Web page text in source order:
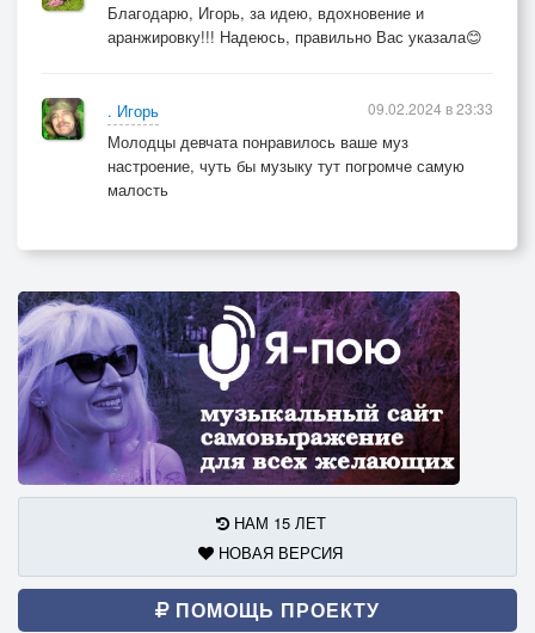
Благодарю, Игорь, за идею, вдохновение и
аранжировку!!! Надеюсь, правильно Вас указала😊
. Игорь
Молодцы девчата понравилось ваше муз
настроение, чуть бы музыку тут погромче самую
малость
09.02.2024 в 23:33
НАМ 15 ЛЕТ
НОВАЯ ВЕРСИЯ
ПОМОЩЬ ПРОЕКТУ